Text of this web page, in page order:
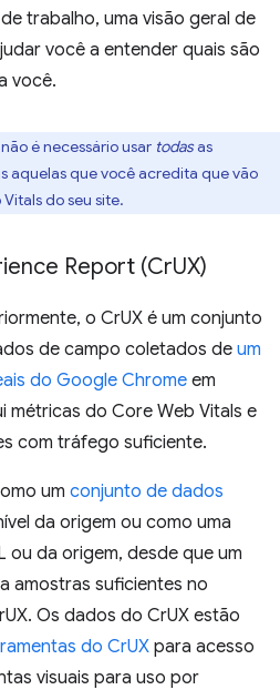
trabalho, uma visão geral de
você a entender quais são
você.
é necessário usar todasas
aquelas que você acredita que vão
do seu site.
Report (CrUX)
o CrUX é um conjunto
de campo coletados de um
do Google Chrome em
métricas do Core Web Vitals e
com tráfego suficiente.
um conjunto de dados
da origem ou como uma
ou da origem, desde que um
amostras suficientes no
Os dados do CrUX estão
do CrUXpara acesso
visuais para uso por